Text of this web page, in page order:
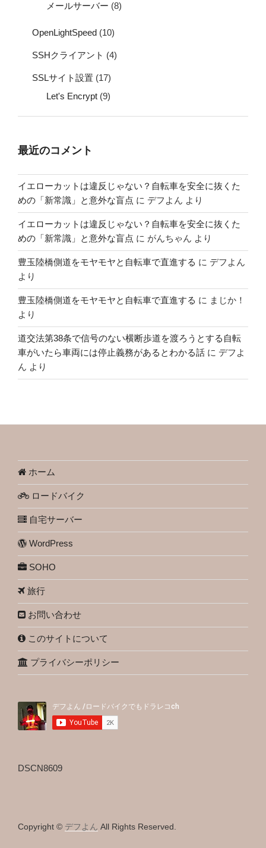
メールサーバー (8)
OpenLightSpeed (10)
SSHクライアント (4)
SSLサイト設置 (17)
Let's Encrypt (9)
最近のコメント
イエローカットは違反じゃない？自転車を安全に抜くた
めの「新常識」と意外な盲点 に デフよん より
イエローカットは違反じゃない？自転車を安全に抜くた
めの「新常識」と意外な盲点 に がんちゃん より
豊玉陸橋側道をモヤモヤと自転車で直進する に デフよん
より
豊玉陸橋側道をモヤモヤと自転車で直進する に まじか！
より
道交法第38条で信号のない横断歩道を渡ろうとする自転
車がいたら車両には停止義務があるとわかる話 に デフよ
ん より
ホーム
ロードバイク
自宅サーバー
WordPress
SOHO
旅行
お問い合わせ
このサイトについて
プライバシーポリシー
DSCN8609
Copyright © デフよん All Rights Reserved.